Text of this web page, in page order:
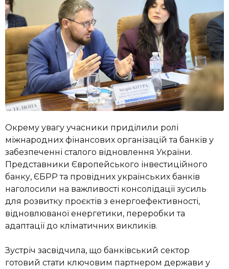
Окрему увагу учасники приділили ролі
міжнародних фінансових організацій та банків у
забезпеченні сталого відновлення України.
Представники Європейського інвестиційного
банку, ЄБРР та провідних українських банків
наголосили на важливості консолідації зусиль
для розвитку проєктів з енергоефективності,
відновлюваної енергетики, переробки та
адаптації до кліматичних викликів.
Зустріч засвідчила, що банківський сектор
готовий стати ключовим партнером держави у